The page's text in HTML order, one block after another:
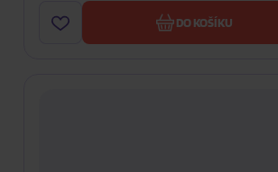
DO KOŠÍKU